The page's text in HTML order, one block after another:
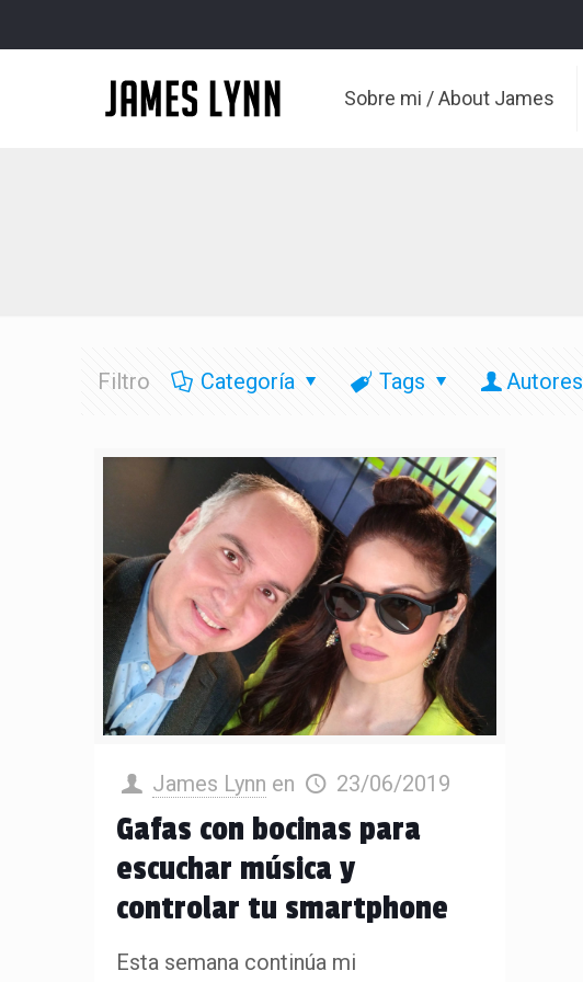
Sobre mi / About James
Filtro Categoría Tags Autores
James Lynn en 23/06/2019
Gafas con bocinas para
escuchar música y
controlar tu smartphone
Esta semana continúa mi